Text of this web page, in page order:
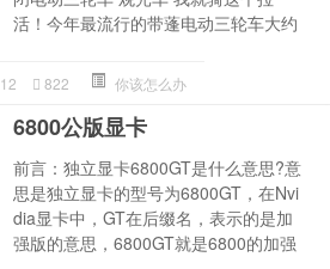
活！今年最流行的带蓬电动三轮车大约
12 822 你该怎么办
6800公版显卡
前言：独立显卡6800GT是什么意思?意
思是独立显卡的型号为6800GT，在Nvi
dia显卡中，GT在后缀名，表示的是加
强版的意思，6800GT就是6800的加强